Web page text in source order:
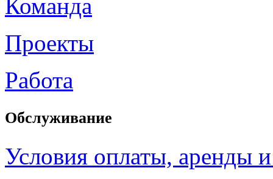
Команда
Проекты
Работа
Обслуживание
Условия оплаты, аренды